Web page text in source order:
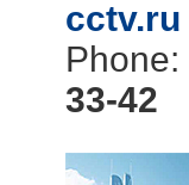
cctv.ru
Phone:
33-42